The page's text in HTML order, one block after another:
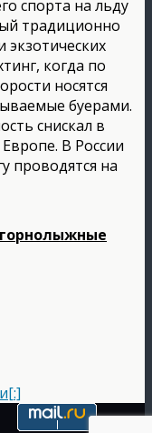
спорта на льду
традиционно
экзотических
когда по
носятся
буерами.
снискал в
В России
проводятся на